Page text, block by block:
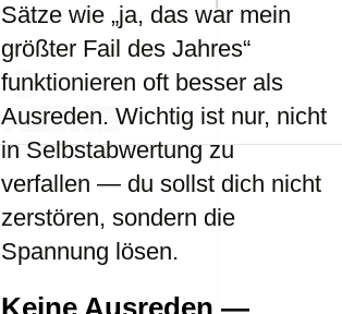
Sätze wie „ja, das war mein
größter Fail des Jahres“
funktionieren oft besser als
Ausreden. Wichtig ist nur, nicht
in Selbstabwertung zu
verfallen — du sollst dich nicht
zerstören, sondern die
Spannung lösen.
Keine Ausreden —